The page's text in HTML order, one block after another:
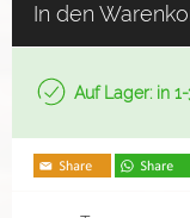
In den
Auf Lager: in